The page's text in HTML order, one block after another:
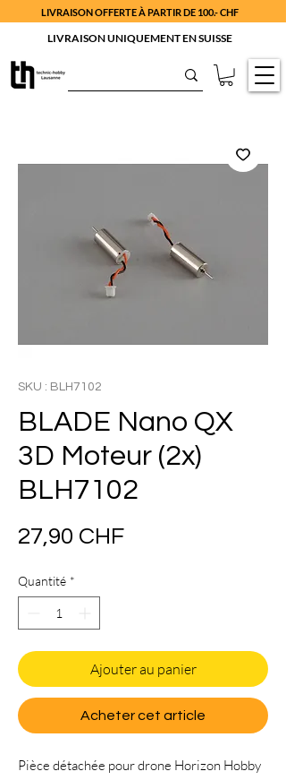
LIVRAISON OFFERTE À PARTIR DE 100.- CHF
LIVRAISON UNIQUEMENT EN SUISSE
SKU : BLH7102
BLADE Nano QX
3D Moteur (2x)
BLH7102
27,90 CHFPrix
Quantité *
Ajouter au panier
Acheter cet article
Pièce détachée pour drone Horizon Hobby